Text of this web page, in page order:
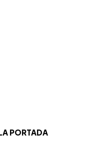
PORTADA